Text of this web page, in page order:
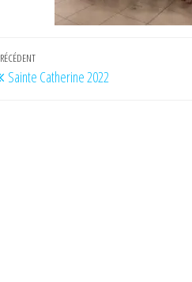
Sainte Catherine 2022